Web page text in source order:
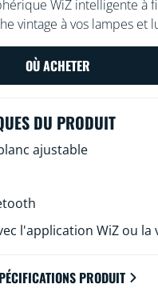
WiZ intelligente à
vintage à vos lampes et
WiZ ou votre voix pour
ou appliquer des modes
sur les configurations
OÙ ACHETER
DU PRODUIT
ajustable
l'application WiZ ou la
PRODUIT